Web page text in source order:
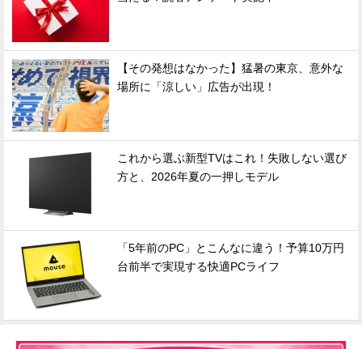
【その発想はなかった】猛暑の東京、意外な
場所に「涼しい」広告が出現！
これから選ぶ新型TVはこれ！失敗しない選び
方と、2026年夏の一押しモデル
「5年前のPC」とこんなに違う！予算10万円
台前半で実現する快適PCライフ